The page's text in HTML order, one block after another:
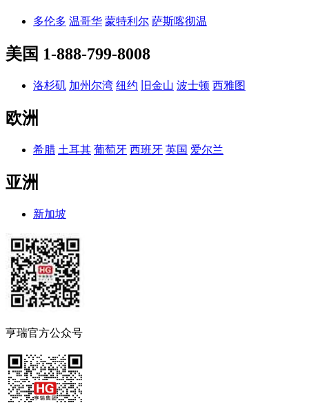
多伦多 温哥华 蒙特利尔 萨斯喀彻温
美国 1-888-799-8008
洛杉矶 加州尔湾 纽约 旧金山 波士顿 西雅图
欧洲
希腊 土耳其 葡萄牙 西班牙 英国 爱尔兰
亚洲
新加坡
亨瑞官方公众号